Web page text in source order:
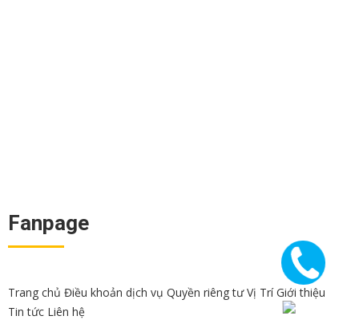
Fanpage
Trang chủ Điều khoản dịch vụ Quyền riêng tư Vị Trí Giới thiệu
Tin tức Liên hệ